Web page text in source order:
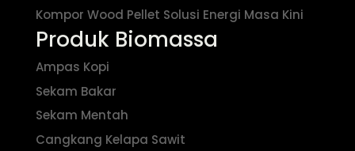
Kompor Wood Pellet Solusi Energi Masa Kini
Produk Biomassa
Ampas Kopi
Sekam Bakar
Sekam Mentah
Cangkang Kelapa Sawit